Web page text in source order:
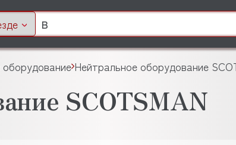
Нейтральное оборудование
SCOTSMAN